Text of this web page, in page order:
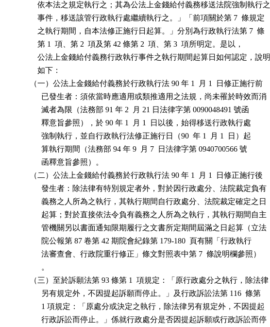
              依本法之規定執行之；其為公法上金錢給付義務移送法院強制執行之
              事件，移送該管行政執行處繼續執行之。」「前項關於第 7  條規定
              之執行期間，自本法修正施行日起算。」分別為行政執行法第 7  條
              第 1  項、第 2  項及第 42 條第 2  項、第 3  項所明定。是以，
              公法上金錢給付義務行政執行事件之執行期間起算日如何認定，說明
              如下：
          （一）公法上金錢給付義務於行政執行法 90 年 1  月 1  日修正施行前
                已發生者：須依當時應適用或類推適用之法規，尚未罹於時效而消
                滅者為限（法務部 91 年 2  月 21 日法律字第 0090048491 號函
                釋意旨參照），於 90 年 1  月 1  日以後，始得移送行政執行處
                強制執行，並自行政執行法修正施行日（90  年 1  月 1  日）起
                算執行期間（法務部 94 年 9  月 7  日法律字第 0940700566 號
                函釋意旨參照）。
          （二）公法上金錢給付義務於行政執行法 90 年 1  月 1  日修正施行後
                發生者：除法律有特別規定者外，對於因行政處分、法院裁定負有
                義務之人所為之執行，其執行期間自行政處分、法院裁定確定之日
                起算；對於直接依法令負有義務之人所為之執行，其執行期間自主
                管機關另以書面通知限期履行之文書所定期間屆滿之日起算（立法
                院公報第 87 卷第 42 期院會紀錄第 179-180  頁有關「行政執行
                法審查會、行政院重行修正」條文對照表中第 7  條說明欄參照）
                。
          （三）至於訴願法第 93 條第 1  項規定：「原行政處分之執行，除法律
                另有規定外，不因提起訴願而停止。」及行政訴訟法第 116  條第
                1 項規定：「原處分或決定之執行，除法律另有規定外，不因提起
                行政訴訟而停止。」係就行政處分是否因提起訴願或行政訴訟而停